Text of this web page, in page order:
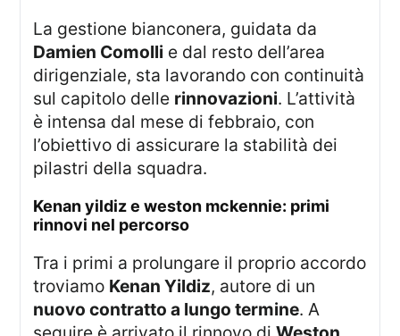
La gestione bianconera, guidata da
Damien Comolli e dal resto dell’area
dirigenziale, sta lavorando con continuità
sul capitolo delle rinnovazioni. L’attività
è intensa dal mese di febbraio, con
l’obiettivo di assicurare la stabilità dei
pilastri della squadra.
kenan yildiz e weston mckennie: primi
rinnovi nel percorso
Tra i primi a prolungare il proprio accordo
troviamo Kenan Yildiz, autore di un
nuovo contratto a lungo termine. A